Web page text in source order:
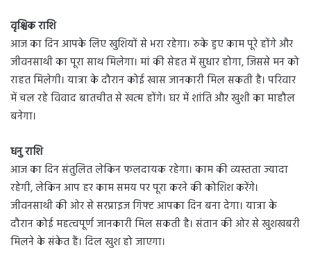
वृश्चिक राशि
आज का दिन आपके लिए खुशियों से भरा रहेगा। रुके हुए काम पूरे होंगे और
जीवनसाथी का पूरा साथ मिलेगा। मां की सेहत में सुधार होगा, जिससे मन को
राहत मिलेगी। यात्रा के दौरान कोई खास जानकारी मिल सकती है। परिवार
में चल रहे विवाद बातचीत से खत्म होंगे। घर में शांति और खुशी का माहौल
बनेगा।
धनु राशि
आज का दिन संतुलित लेकिन फलदायक रहेगा। काम की व्यस्तता ज्यादा
रहेगी, लेकिन आप हर काम समय पर पूरा करने की कोशिश करेंगे।
जीवनसाथी की ओर से सरप्राइज गिफ्ट आपका दिन बना देगा। यात्रा के
दौरान कोई महत्वपूर्ण जानकारी मिल सकती है। संतान की ओर से खुशखबरी
मिलने के संकेत हैं। दिल खुश हो जाएगा।